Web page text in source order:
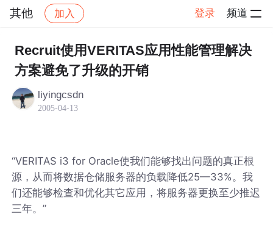
其他 加入 登录 频道
社区 其他
Recruit使用VERITAS应用性能管理解决
方案避免了升级的开销
liyingcsdn
2005-04-13
“VERITAS i3 for Oracle使我们能够找出问题的真正根
源，从而将数据仓储服务器的负载降低25—33%。我
们还能够检查和优化其它应用，将服务器更换至少推迟
三年。”